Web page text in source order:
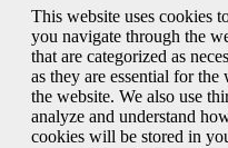
This website uses cookies
you navigate through the
that are categorized as
as they are essential for
the website. We also use
analyze and understand
cookies will be stored in